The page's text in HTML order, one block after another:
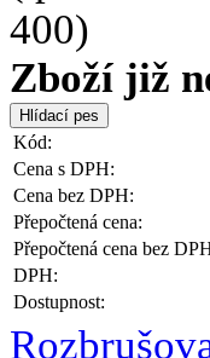
Zboží již
Kód:
Cena s DPH:
Cena bez DPH:
Přepočtená cena:
Přepočtená cena bez
DPH:
Dostupnost: